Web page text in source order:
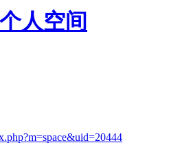
人空间